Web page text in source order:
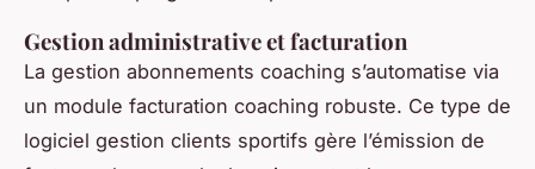
Gestion administrative et facturation
La gestion abonnements coaching s’automatise via
un module facturation coaching robuste. Ce type de
logiciel gestion clients sportifs gère l’émission de